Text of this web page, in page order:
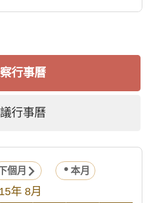
行事曆
行事曆
個月 本月
年 8月